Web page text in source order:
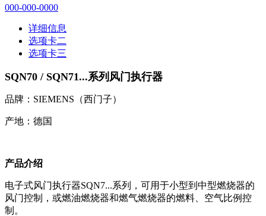
000-000-0000
详细信息
选项卡二
选项卡三
SQN70 / SQN71...系列风门执行器
品牌：SIEMENS（西门子）
产地：德国
产品介绍
电子式风门执行器SQN7...系列，可用于小型到中型燃烧器的
风门控制，或燃油燃烧器和燃气燃烧器的燃料、空气比例控
制。